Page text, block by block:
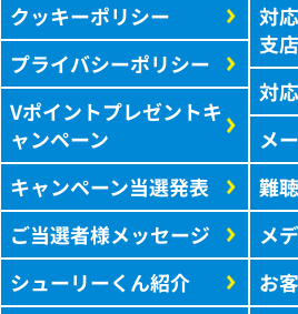
クッキーポリシー
プライバシーポリシー
Vポイントプレゼントキ
ャンペーン
キャンペーン当選発表
ご当選者様メッセージ
シューリーくん紹介
対
支
対
メ
難
メ
お